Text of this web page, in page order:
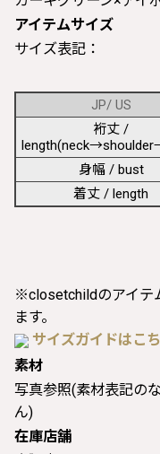
アイテムサイズ
サイズ表記：
JP/ US
裄丈 /
身幅 / bust
着丈 / length
※closetchildのアイテ
ます。
サイズガイドはこ
素材
写真参照(素材表記の
ん)
在庫店舗